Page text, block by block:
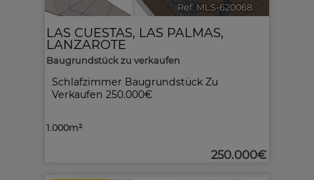
Ref. MLS-620068
Schlafzimmer Baugrundstück Zu
Verkaufen 250.000€
LAS CUESTAS, LAS PALMAS,
LANZAROTE
Baugrundstück zu verkaufen
1.000m²
250.000€